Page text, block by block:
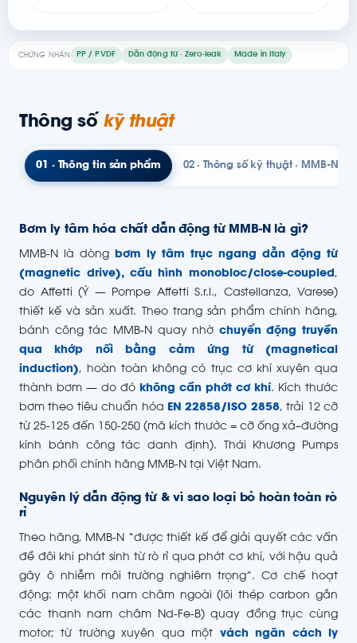
CHỨNG NHẬN PP / PVDF Dẫn động từ · Zero-leak Made in Italy
Thông số kỹ thuật
01 · Thông tin sản phẩm 02 · Thông số kỹ thuật · MMB-N
Bơm ly tâm hóa chất dẫn động từ MMB-N là gì?
MMB-N là dòng bơm ly tâm trục ngang dẫn động từ
(magnetic drive), cấu hình monobloc/close-coupled,
do Affetti (Ý — Pompe Affetti S.r.l., Castellanza, Varese)
thiết kế và sản xuất. Theo trang sản phẩm chính hãng,
bánh công tác MMB-N quay nhờ chuyển động truyền
qua khớp nối bằng cảm ứng từ (magnetical
induction), hoàn toàn không có trục cơ khí xuyên qua
thành bơm — do đó không cần phớt cơ khí. Kích thước
bơm theo tiêu chuẩn hóa EN 22858/ISO 2858, trải 12 cỡ
từ 25-125 đến 150-250 (mã kích thước = cỡ ống xả–đường
kính bánh công tác danh định). Thái Khương Pumps
phân phối chính hãng MMB-N tại Việt Nam.
Nguyên lý dẫn động từ & vì sao loại bỏ hoàn toàn rò
rỉ
Theo hãng, MMB-N “được thiết kế để giải quyết các vấn
đề đôi khi phát sinh từ rò rỉ qua phớt cơ khí, với hậu quả
gây ô nhiễm môi trường nghiêm trọng”. Cơ chế hoạt
động: một khối nam châm ngoài (lõi thép carbon gắn
các thanh nam châm Nd-Fe-B) quay đồng trục cùng
motor; từ trường xuyên qua một vách ngăn cách ly